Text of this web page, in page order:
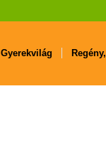
Gyerekvilág